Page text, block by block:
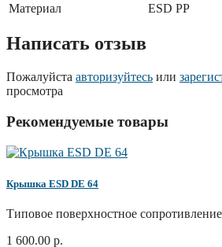
Материал
ESD PP
Написать отзыв
Пожалуйста авторизуйтесь или
просмотра
Рекомендуемые товары
Крышка ESD DE 64
Типовое поверхностное
1 600.00 р.